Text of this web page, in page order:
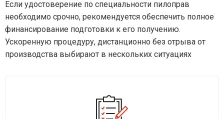
Если удостоверение по специальности пилоправ
необходимо срочно, рекомендуется обеспечить полное
финансирование подготовки к его получению.
Ускоренную процедуру, дистанционно без отрыва от
производства выбирают в нескольких ситуациях